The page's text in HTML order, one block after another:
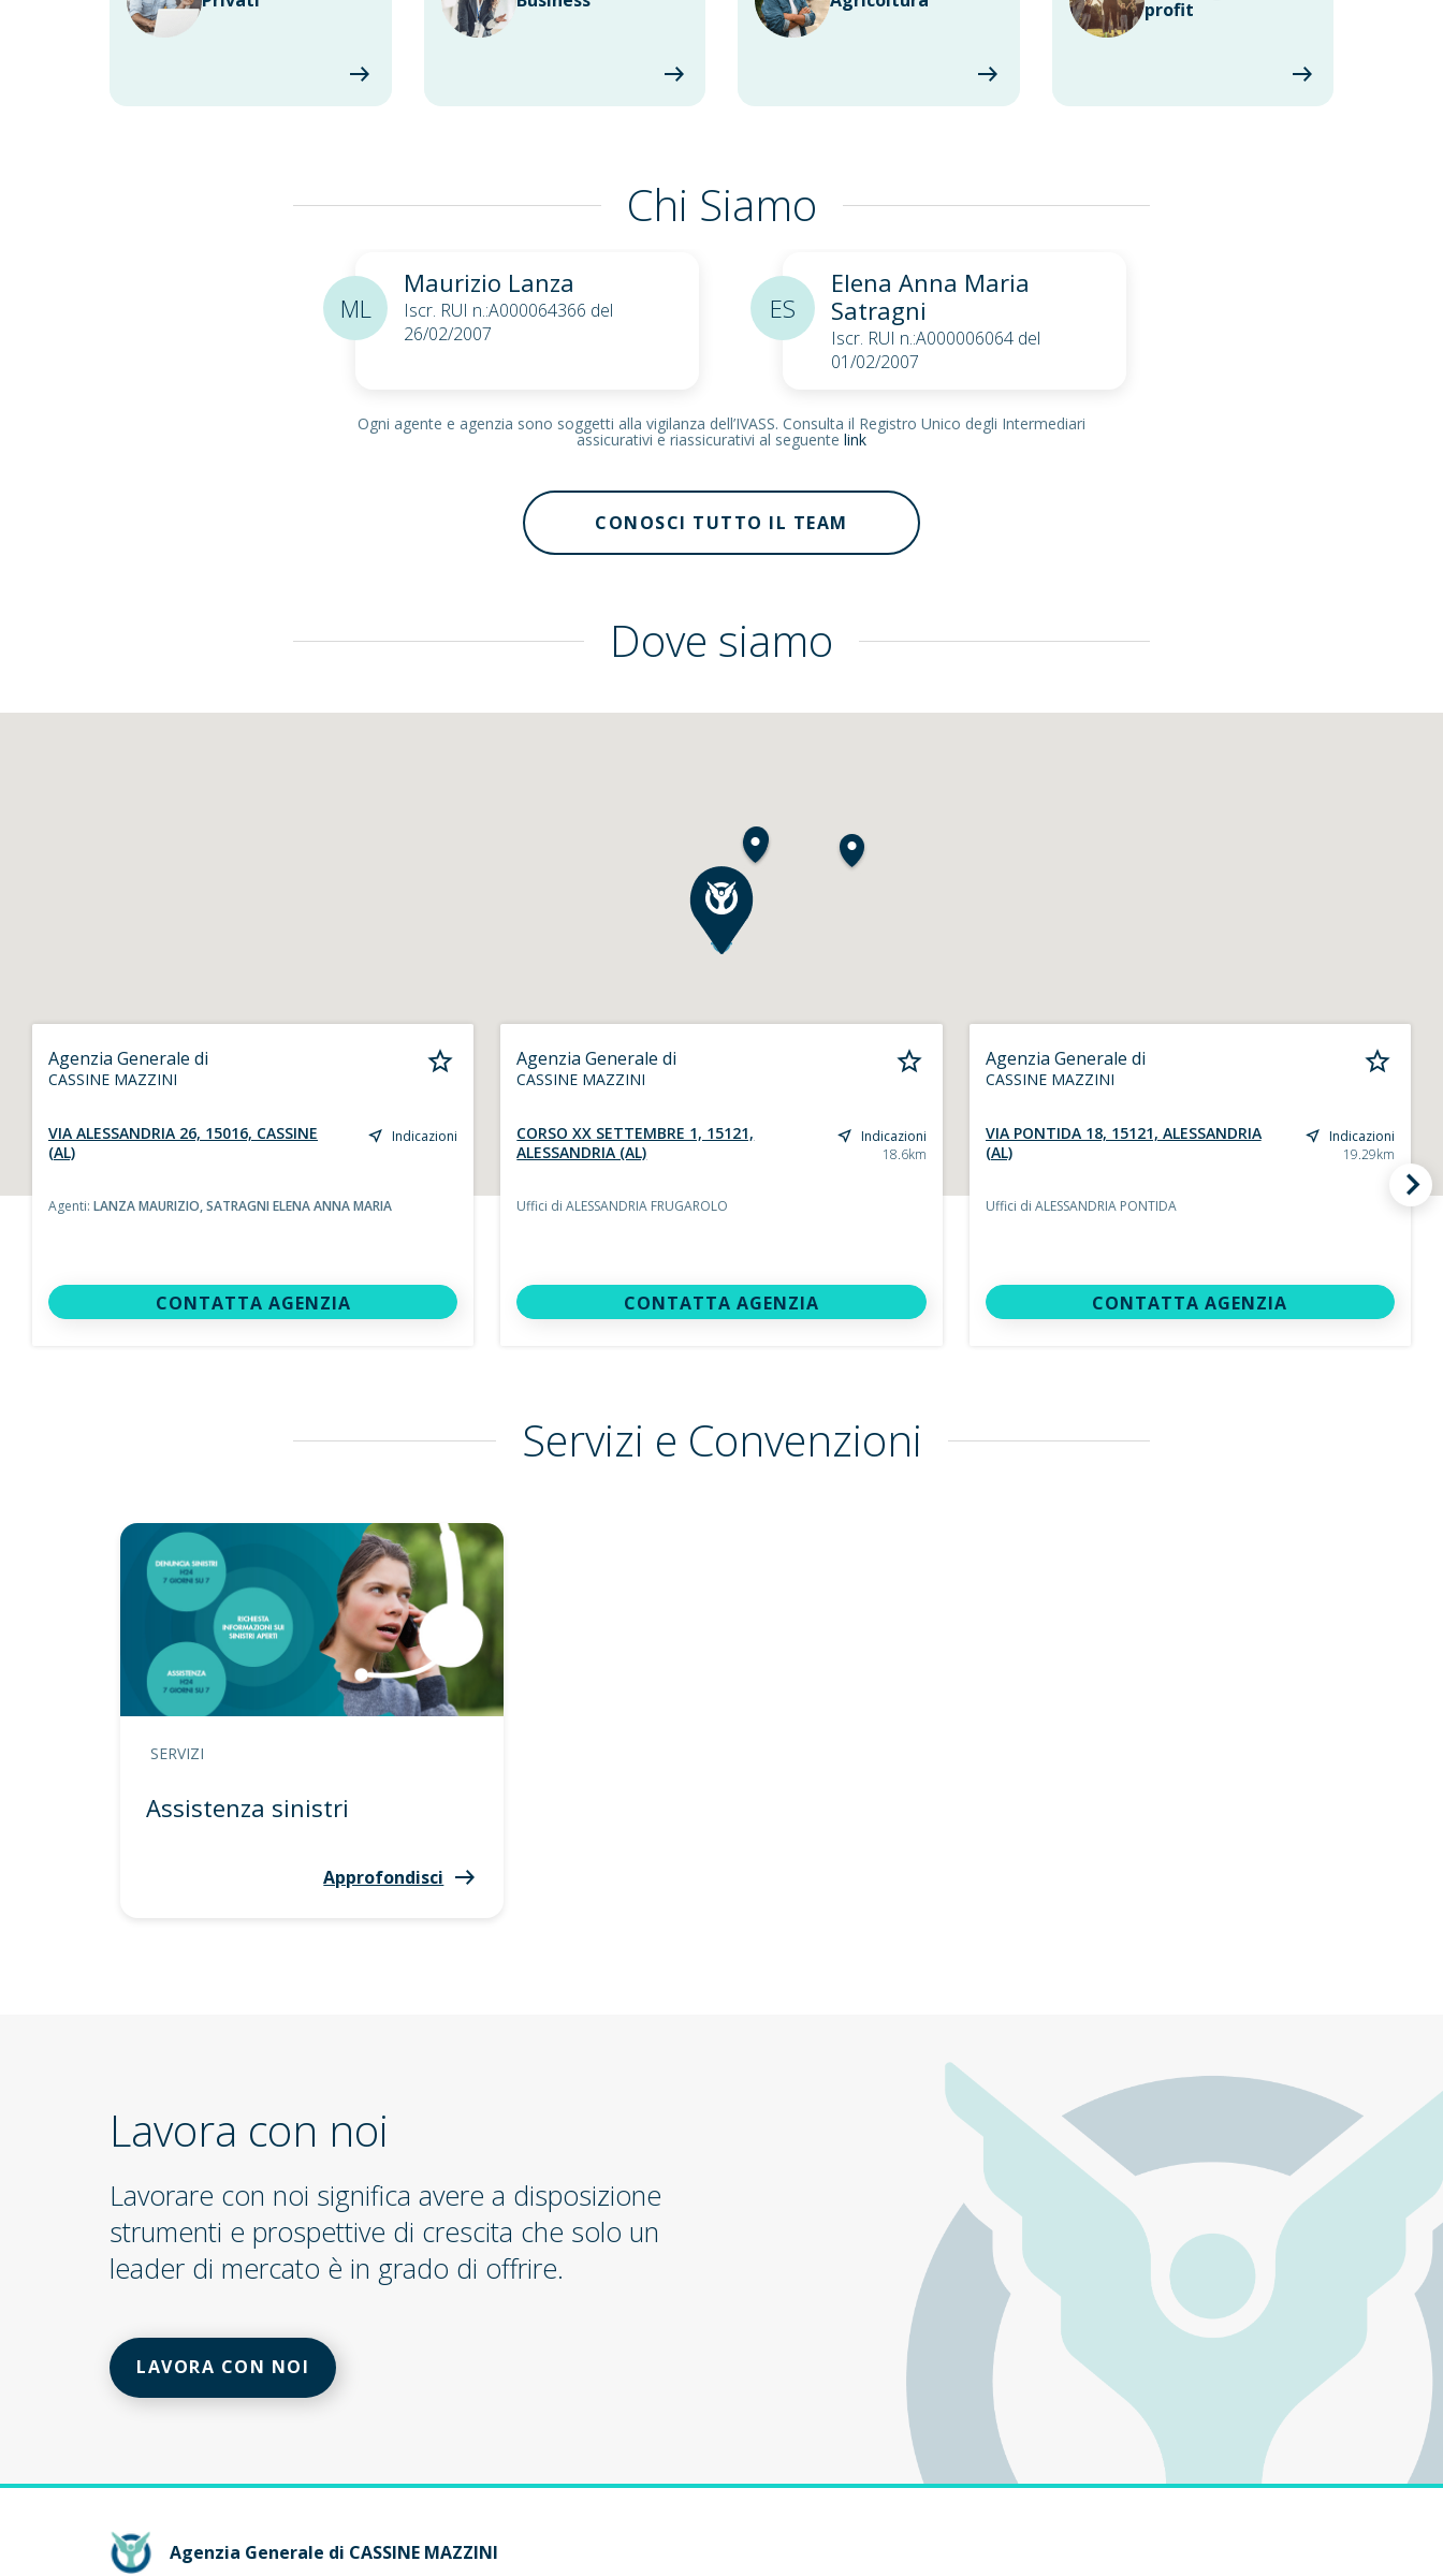
profit
Chi Siamo
Maurizio Lanza
Iscr. RUI n.:A000064366 del
26/02/2007
ML
Elena Anna Maria
Satragni
Iscr. RUI n.:A000006064 del
01/02/2007
ES
Ogni agente e agenzia sono soggetti alla vigilanza dell’IVASS. Consulta il Registro Unico degli Intermediari
assicurativi e riassicurativi al seguente link
CONOSCI TUTTO IL TEAM
Dove siamo
Agenzia Generale di
CASSINE MAZZINI
VIA ALESSANDRIA 26, 15016, CASSINE
(AL)
Indicazioni
Agenti: LANZA MAURIZIO,SATRAGNI ELENA ANNA MARIA
CONTATTA AGENZIA
Agenzia Generale di
CASSINE MAZZINI
CORSO XX SETTEMBRE 1, 15121,
ALESSANDRIA (AL)
Indicazioni
18.6km
Uffici di ALESSANDRIA FRUGAROLO
CONTATTA AGENZIA
Agenzia Generale di
CASSINE MAZZINI
VIA PONTIDA 18, 15121, ALESSANDRIA
(AL)
Indicazioni
19.29km
Uffici di ALESSANDRIA PONTIDA
CONTATTA AGENZIA
Servizi e Convenzioni
SERVIZI
Assistenza sinistri
Approfondisci
Lavora con noi
Lavorare con noi significa avere a disposizione
strumenti e prospettive di crescita che solo un
leader di mercato è in grado di offrire.
LAVORA CON NOI
Agenzia Generale di CASSINE MAZZINI